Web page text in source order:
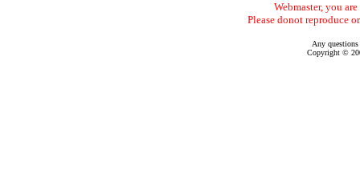
Webmaster, you
Please donot reproduce
Any
Copyright ©